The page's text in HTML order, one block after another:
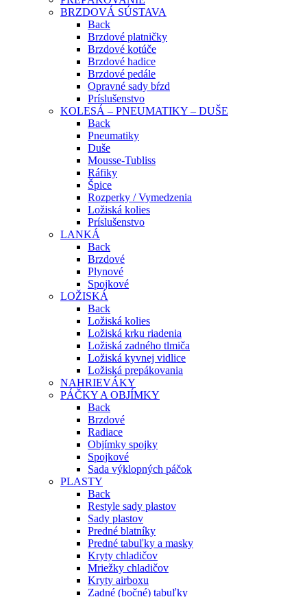
BRZDOVÁ SÚSTAVA
Back
Brzdové platničky
Brzdové kotúče
Brzdové hadice
Brzdové pedále
Opravné sady bŕzd
Príslušenstvo
KOLESÁ – PNEUMATIKY – DUŠE
Back
Pneumatiky
Duše
Mousse-Tubliss
Ráfiky
Špice
Rozperky / Vymedzenia
Ložiská kolies
Príslušenstvo
LANKÁ
Back
Brzdové
Plynové
Spojkové
LOŽISKÁ
Back
Ložiská kolies
Ložiská krku riadenia
Ložiská zadného tlmiča
Ložiská kyvnej vidlice
Ložiská prepákovania
NAHRIEVÁKY
PÁČKY A OBJÍMKY
Back
Brzdové
Radiace
Objímky spojky
Spojkové
Sada výklopných páčok
PLASTY
Back
Restyle sady plastov
Sady plastov
Predné blatníky
Predné tabuľky a masky
Kryty chladičov
Mriežky chladičov
Kryty airboxu
Zadné (bočné) tabuľky